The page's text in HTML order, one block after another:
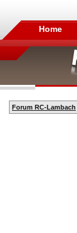
Home
Forum RC-Lambach